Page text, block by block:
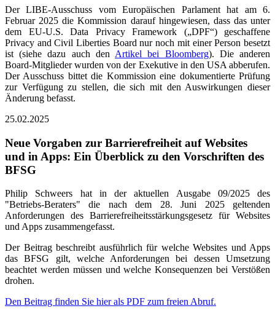
Der LIBE-Ausschuss vom Europäischen Parlament hat am 6.
Februar 2025 die Kommission darauf hingewiesen, dass das unter
dem EU-U.S. Data Privacy Framework („DPF“) geschaffene
Privacy and Civil Liberties Board nur noch mit einer Person besetzt
ist (siehe dazu auch den Artikel bei Bloomberg). Die anderen
Board-Mitglieder wurden von der Exekutive in den USA abberufen.
Der Ausschuss bittet die Kommission eine dokumentierte Prüfung
zur Verfügung zu stellen, die sich mit den Auswirkungen dieser
Änderung befasst.
25.02.2025
Neue Vorgaben zur Barrierefreiheit auf Websites
und in Apps: Ein Überblick zu den Vorschriften des
BFSG
Philip Schweers hat in der aktuellen Ausgabe 09/2025 des
"Betriebs-Beraters" die nach dem 28. Juni 2025 geltenden
Anforderungen des Barrierefreiheitsstärkungsgesetz für Websites
und Apps zusammengefasst.
Der Beitrag beschreibt ausführlich für welche Websites und Apps
das BFSG gilt, welche Anforderungen bei dessen Umsetzung
beachtet werden müssen und welche Konsequenzen bei Verstößen
drohen.
Den Beitrag finden Sie hier als PDF zum freien Abruf.